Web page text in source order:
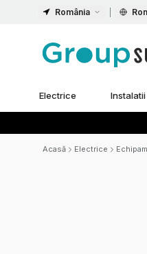
România
Electrice
Acasă Electrice